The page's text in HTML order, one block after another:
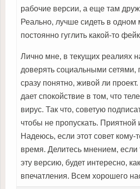
рабочие версии, а еще там
Реально, лучше сидеть в одном
постоянно гуглить какой-то
Лично мне, в текущих реалиях
доверять социальными сетями,
сразу понятно, живой ли
дает спокойствие в том, что
вирус. Так что, советую
чтобы не пропускать.
Надеюсь, если этот совет кому-
время. Делитесь мнением, если
эту версию, будет интересно,
впечатления. Всем хорошего